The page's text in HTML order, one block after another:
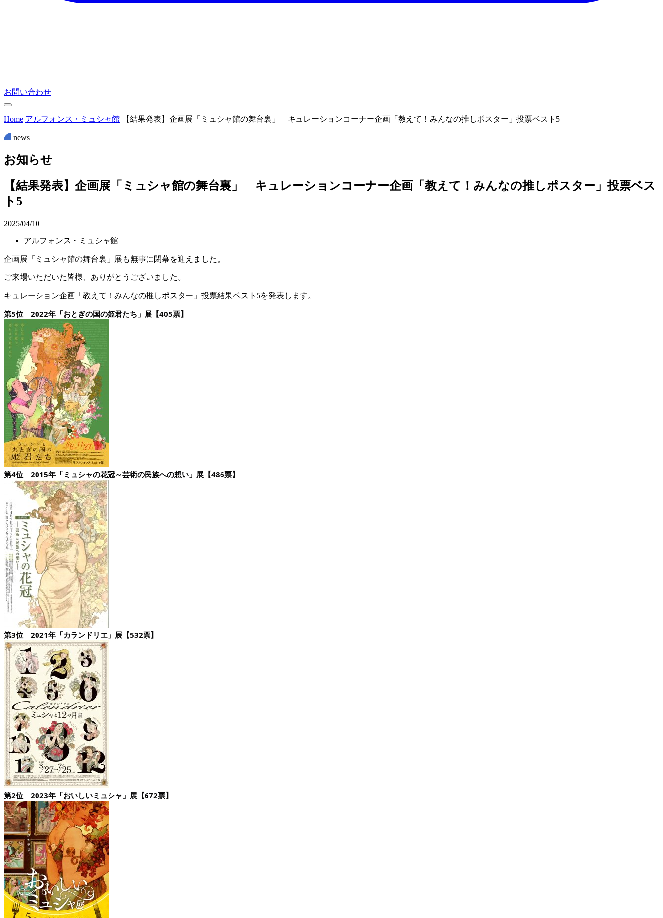
お問い合わせ
Home アルフォンス・ミュシャ館 【結果発表】企画展「ミュシャ館の舞台裏」 キュレーションコーナー企画「教えて！みんなの推しポスター」投票ベスト5
news
お知らせ
【結果発表】企画展「ミュシャ館の舞台裏」 キュレーションコーナー企画「教えて！みんなの推しポスター」投票ベス
ト5
2025/04/10
アルフォンス・ミュシャ館
企画展「ミュシャ館の舞台裏」展も無事に閉幕を迎えました。
ご来場いただいた皆様、ありがとうございました。
キュレーション企画「教えて！みんなの推しポスター」投票結果ベスト5を発表します。
第5位 2022年「おとぎの国の姫君たち」展【405票】
第4位 2015年「ミュシャの花冠～芸術の民族への想い」展【486票】
第3位 2021年「カランドリエ」展【532票】
第2位 2023年「おいしいミュシャ」展【672票】